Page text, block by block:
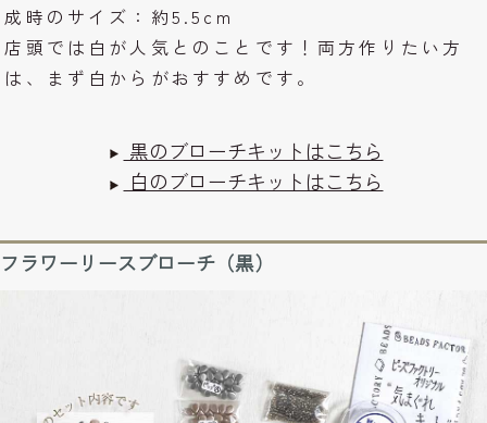
成時のサイズ：約5.5cm
店頭では白が人気とのことです！両方作りたい方
は、まず白からがおすすめです。
黒のブローチキットはこちら
白のブローチキットはこちら
フラワーリースブローチ（黒）